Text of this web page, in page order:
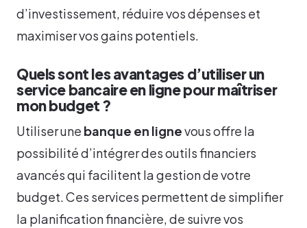
d’investissement, réduire vos dépenses et
maximiser vos gains potentiels.
Quels sont les avantages d’utiliser un
service bancaire en ligne pour maîtriser
mon budget ?
Utiliser une banque en lignevous offre la
possibilité d’intégrer des outils financiers
avancés qui facilitent la gestion de votre
budget. Ces services permettent de simplifier
la planification financière, de suivre vos